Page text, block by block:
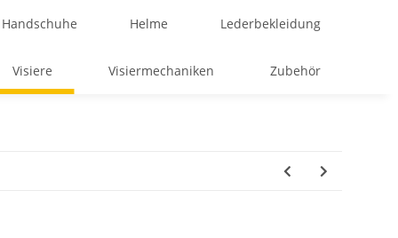
Handschuhe Helme Lederbekleidung
Visiere Visiermechaniken Zubehör